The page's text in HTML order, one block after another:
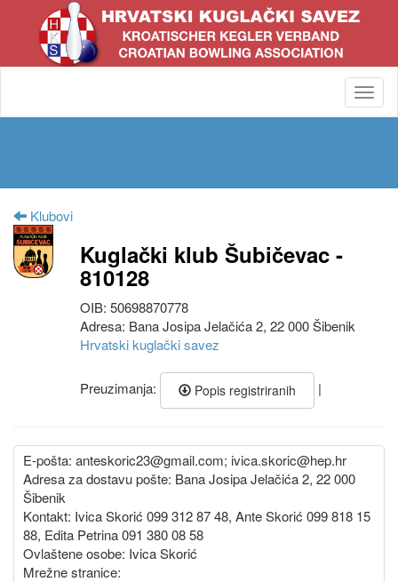
Klubovi
Kuglački klub Šubičevac -
810128
OIB: 50698870778
Adresa: Bana Josipa Jelačića 2, 22 000 Šibenik
Hrvatski kuglački savez
Preuzimanja: Popis registriranih |
E-pošta: anteskoric23@gmail.com; ivica.skoric@hep.hr
Adresa za dostavu pošte: Bana Josipa Jelačića 2, 22 000
Šibenik
Kontakt: Ivica Skorić 099 312 87 48, Ante Skorić 099 818 15
88, Edita Petrina 091 380 08 58
Ovlaštene osobe: Ivica Skorić
Mrežne stranice: